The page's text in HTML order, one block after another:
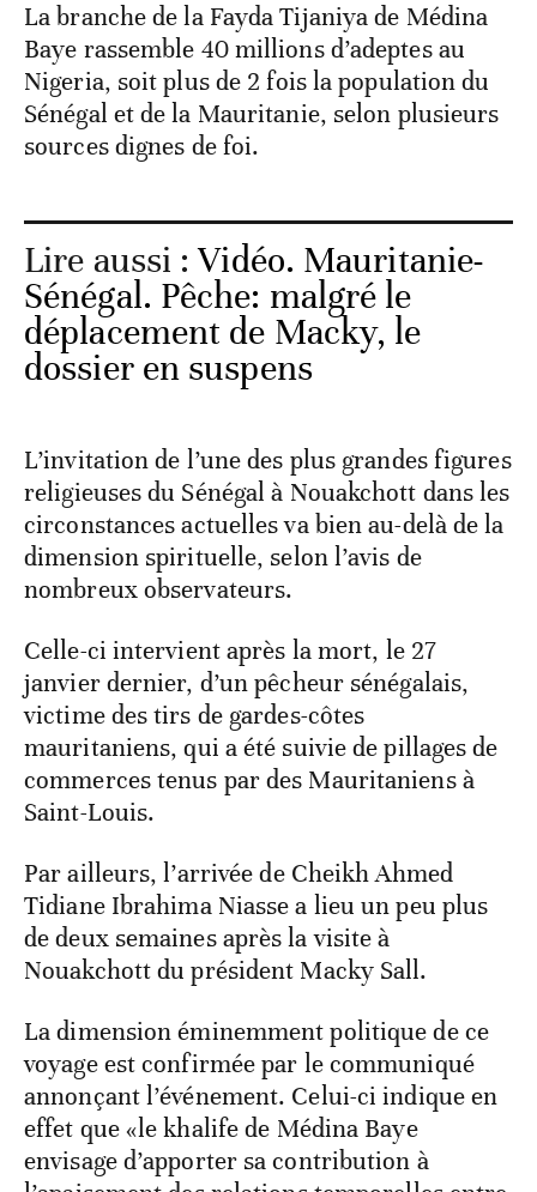
La branche de la Fayda Tijaniya de Médina
Baye rassemble 40 millions d’adeptes au
Nigeria, soit plus de 2 fois la population du
Sénégal et de la Mauritanie, selon plusieurs
sources dignes de foi.
Lire aussi :Vidéo. Mauritanie-
Sénégal. Pêche: malgré le
déplacement de Macky, le
dossier en suspens
L’invitation de l’une des plus grandes figures
religieuses du Sénégal à Nouakchott dans les
circonstances actuelles va bien au-delà de la
dimension spirituelle, selon l’avis de
nombreux observateurs.
Celle-ci intervient après la mort, le 27
janvier dernier, d’un pêcheur sénégalais,
victime des tirs de gardes-côtes
mauritaniens, qui a été suivie de pillages de
commerces tenus par des Mauritaniens à
Saint-Louis.
Par ailleurs, l’arrivée de Cheikh Ahmed
Tidiane Ibrahima Niasse a lieu un peu plus
de deux semaines après la visite à
Nouakchott du président Macky Sall.
La dimension éminemment politique de ce
voyage est confirmée par le communiqué
annonçant l’événement. Celui-ci indique en
effet que «le khalife de Médina Baye
envisage d’apporter sa contribution à